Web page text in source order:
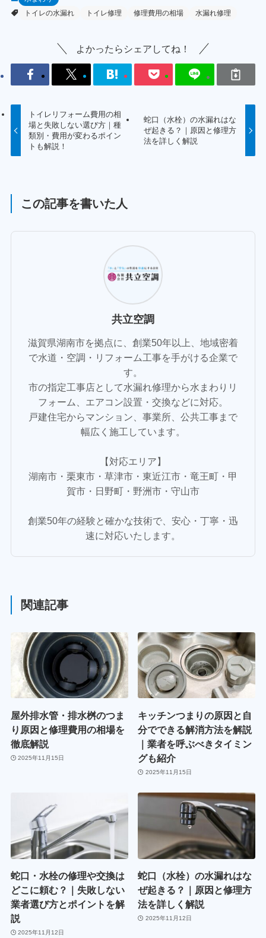
トイレの水漏れ
トイレ修理 修理費用の相場 水漏れ修理
よかったらシェアしてね！
トイレリフォーム費用の相
場と失敗しない選び方｜種
類別・費用が変わるポイン
トも解説！
蛇口（水栓）の水漏れはな
ぜ起きる？｜原因と修理方
法を詳しく解説
この記事を書いた人
共立空調
滋賀県湖南市を拠点に、創業50年以上、地域密着
で水道・空調・リフォーム工事を手がける企業で
す。
市の指定工事店として水漏れ修理から水まわりリ
フォーム、エアコン設置・交換などに対応。
戸建住宅からマンション、事業所、公共工事まで
幅広く施工しています。
【対応エリア】
湖南市・栗東市・草津市・東近江市・竜王町・甲
賀市・日野町・野洲市・守山市
創業50年の経験と確かな技術で、安心・丁寧・迅
速に対応いたします。
関連記事
屋外排水管・排水桝のつま
り原因と修理費用の相場を
徹底解説
2025年11月15日
キッチンつまりの原因と自
分でできる解消方法を解説
｜業者を呼ぶべきタイミン
グも紹介
2025年11月15日
蛇口・水栓の修理や交換は
どこに頼む？｜失敗しない
業者選び方とポイントを解
説
2025年11月12日
蛇口（水栓）の水漏れはな
ぜ起きる？｜原因と修理方
法を詳しく解説
2025年11月12日